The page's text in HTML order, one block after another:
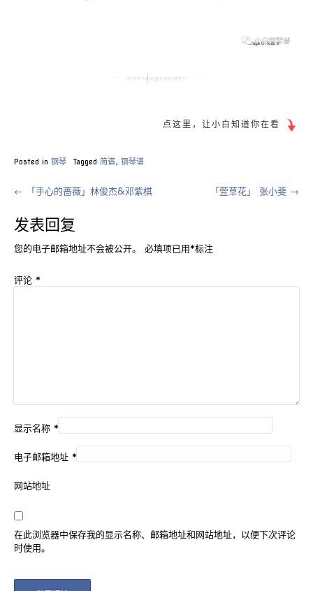
点这里，让小白知道你在看
Posted in 钢琴 Tagged 简谱, 钢琴谱
Post
navigation
← 「手心的蔷薇」林俊杰&邓紫棋 「萱草花」 张小斐 →
发表回复
您的电子邮箱地址不会被公开。 必填项已用*标注
评论 *
显示名称 *
电子邮箱地址 *
网站地址
在此浏览器中保存我的显示名称、邮箱地址和网站地址，以便下次评论
时使用。